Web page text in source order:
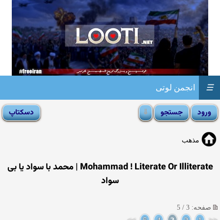
انجمن لوتی ☰
مذهب
Mohammad ! Literate Or Illiterate | محمد با سواد یا بی
سواد
صفحه: 3 / 5